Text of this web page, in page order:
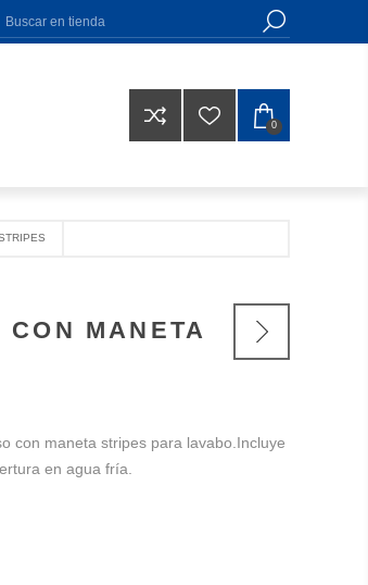
0
MANETA
con maneta stripes para lavabo.Incluye
en agua fría.